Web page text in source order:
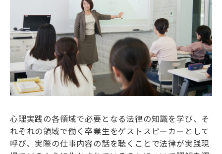
心理実践の各領域で必要となる法律の知識を学び、そ
れぞれの領域で働く卒業生をゲストスピーカーとして
呼び、実際の仕事内容の話を聴くことで法律が実践現